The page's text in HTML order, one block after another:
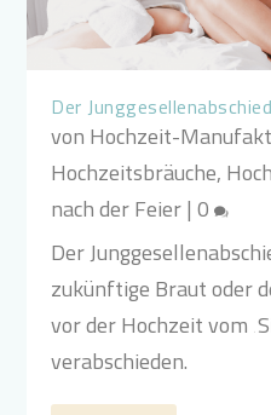
Der Junggesellenabschied
von Hochzeit-
Hochzeitsbräuche,
nach der Feier|0
Der
zukünftige Braut oder
vor der Hochzeit vom
verabschieden.